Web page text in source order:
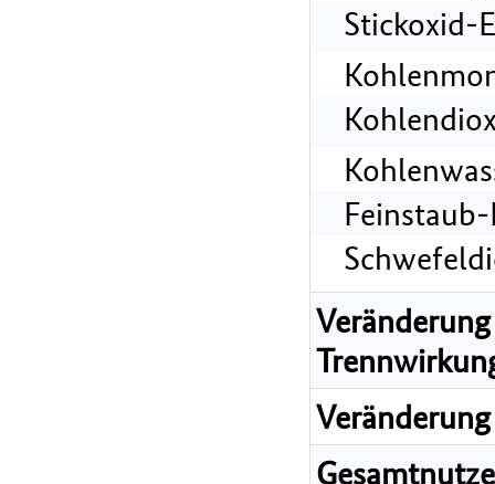
Stickoxid-